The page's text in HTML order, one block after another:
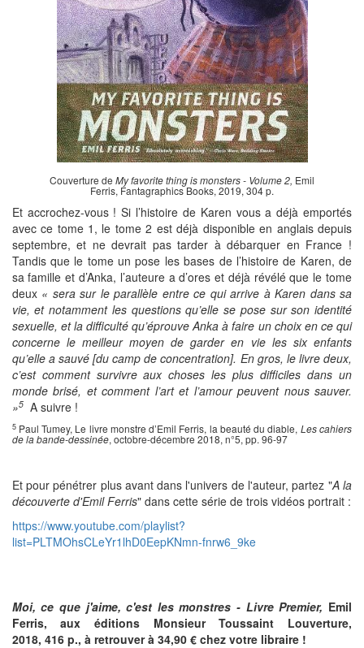
Couverture de My favorite thing is monsters - Volume 2, Emil
Ferris, Fantagraphics Books, 2019, 304 p.
Et accrochez-vous ! Si l’histoire de Karen vous a déjà emportés
avec ce tome 1, le tome 2 est déjà disponible en anglais depuis
septembre, et ne devrait pas tarder à débarquer en France !
Tandis que le tome un pose les bases de l’histoire de Karen, de
sa famille et d’Anka, l’auteure a d’ores et déjà révélé que le tome
deux « sera sur le parallèle entre ce qui arrive à Karen dans sa
vie, et notamment les questions qu’elle se pose sur son identité
sexuelle, et la difficulté qu’éprouve Anka à faire un choix en ce qui
concerne le meilleur moyen de garder en vie les six enfants
qu’elle a sauvé [du camp de concentration]. En gros, le livre deux,
c’est comment survivre aux choses les plus difficiles dans un
monde brisé, et comment l’art et l’amour peuvent nous sauver.
»5 A suivre !
5Paul Tumey, Le livre monstre d’Emil Ferris, la beauté du diable, Les cahiers
de la bande-dessinée, octobre-décembre 2018, n°5, pp. 96-97
Et pour pénétrer plus avant dans l'univers de l'auteur, partez "A la
découverte d'Emil Ferris" dans cette série de trois vidéos portrait :
https://www.youtube.com/playlist?
list=PLTMOhsCLeYr1lhD0EepKNmn-fnrw6_9ke
Moi, ce que j'aime, c'est les monstres - Livre Premier, Emil
Ferris,
aux éditions Monsieur Toussaint Louverture,
2018, 416 p., à retrouver à 34,90 € chez votre libraire !